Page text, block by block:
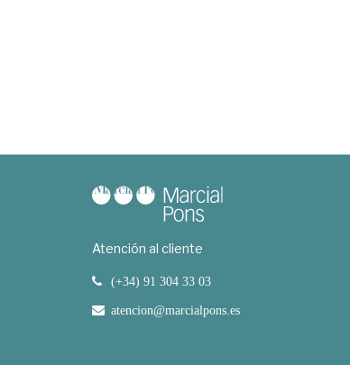
Atención al cliente
(+34) 91 304 33 03
atencion@marcialpons.es